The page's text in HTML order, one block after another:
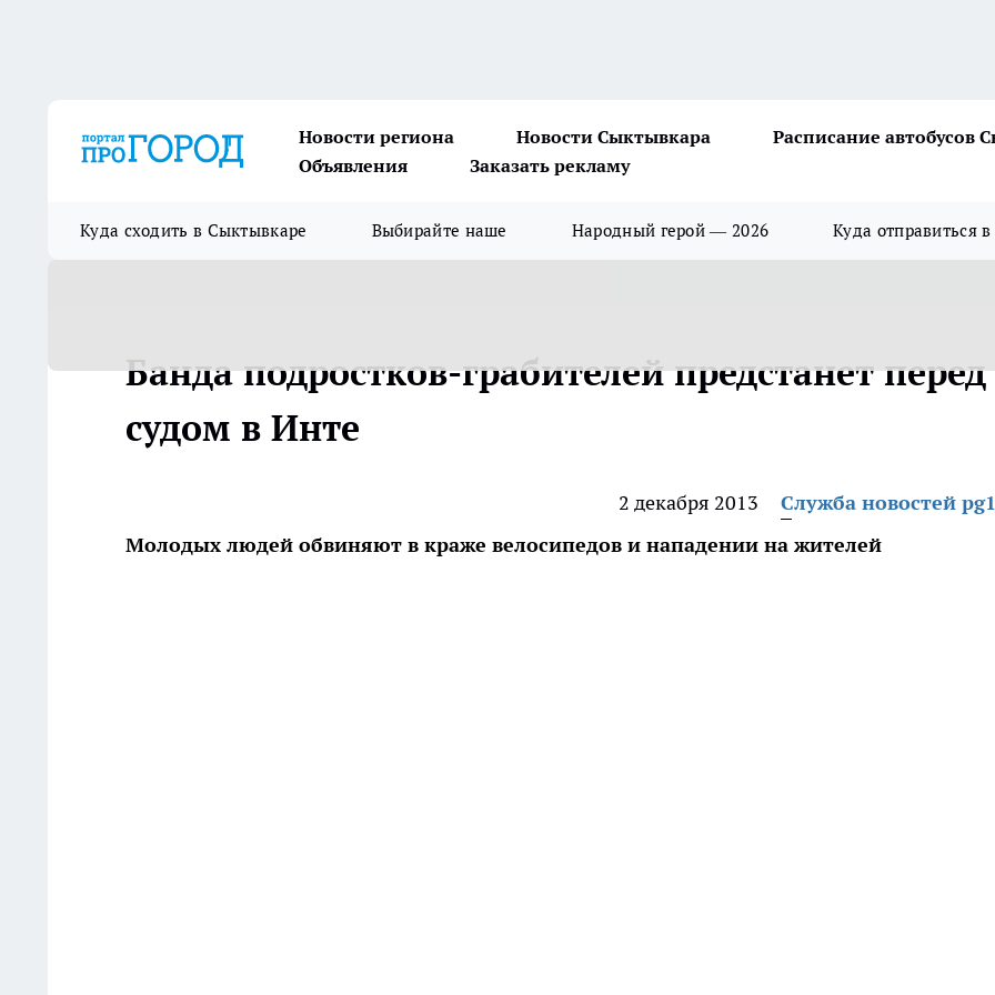
Новости региона Новости Сыктывкара
Расписание автобусов
Объявления
Заказать рекламу
Куда сходить в Сыктывкаре Выбирайте наше Народный герой — 2026 Куда отправиться в
Банда подростков-грабителей предстанет перед
судом в Инте
2 декабря 2013
Служба новостей
Молодых людей обвиняют в краже велосипедов и нападении на жителей